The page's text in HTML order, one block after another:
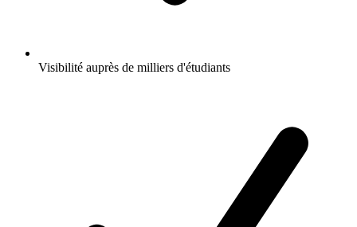
Visibilité auprès de milliers d'étudiants